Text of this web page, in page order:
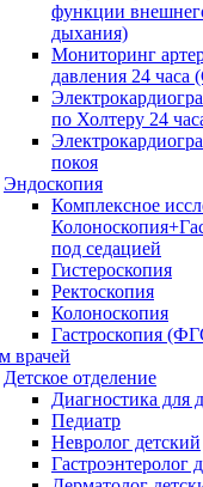
функции
дыхания)
Мониторинг
давления 24
по Холтеру 24
покоя
Эндоскопия
Комплексное
под седацией
Гистероскопия
Ректоскопия
Колоноскопия
Гастроскопия
врачей
Детское отделение
Диагностика для
Педиатр
Невролог детский
Гастроэнтеролог